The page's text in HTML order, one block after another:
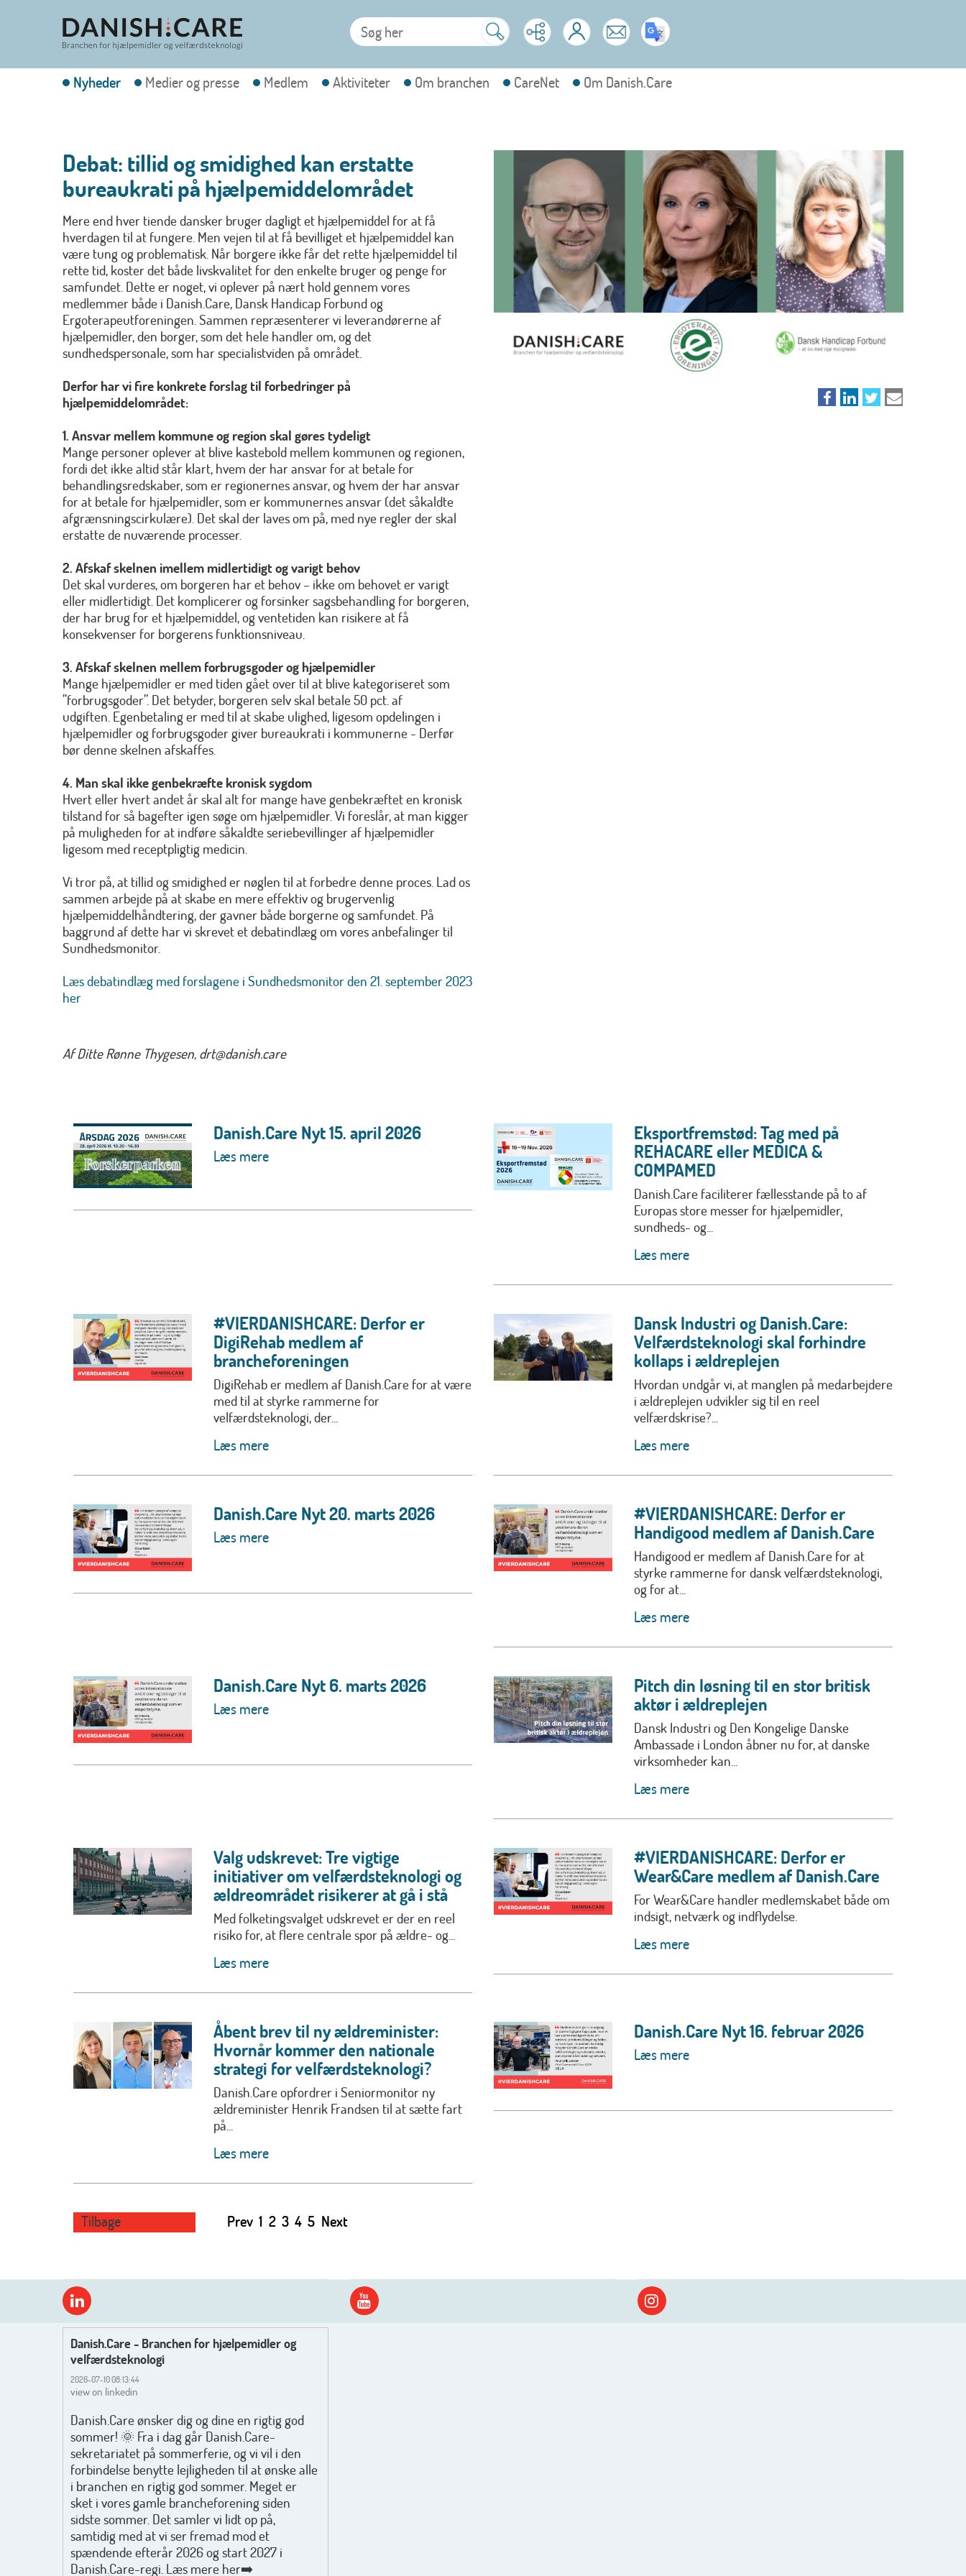
Nyheder Medier og presse Medlem Aktiviteter Om branchen CareNet Om Danish.Care
Debat: tillid og smidighed kan erstatte
bureaukrati på hjælpemiddelområdet
Mere end hver tiende dansker bruger dagligt et hjælpemiddel for at få
hverdagen til at fungere. Men vejen til at få bevilliget et hjælpemiddel kan
være tung og problematisk. Når borgere ikke får det rette hjælpemiddel til
rette tid, koster det både livskvalitet for den enkelte bruger og penge for
samfundet. Dette er noget, vi oplever på nært hold gennem vores
medlemmer både i Danish.Care, Dansk Handicap Forbund og
Ergoterapeutforeningen. Sammen repræsenterer vi leverandørerne af
hjælpemidler, den borger, som det hele handler om, og det
sundhedspersonale, som har specialistviden på området.
Derfor har vi fire konkrete forslag til forbedringer på
hjælpemiddelområdet:
1. Ansvar mellem kommune og region skal gøres tydeligt
Mange personer oplever at blive kastebold mellem kommunen og regionen,
fordi det ikke altid står klart, hvem der har ansvar for at betale for
behandlingsredskaber, som er regionernes ansvar, og hvem der har ansvar
for at betale for hjælpemidler, som er kommunernes ansvar (det såkaldte
afgrænsningscirkulære). Det skal der laves om på, med nye regler der skal
erstatte de nuværende processer.
2. Afskaf skelnen imellem midlertidigt og varigt behov
Det skal vurderes, om borgeren har et behov – ikke om behovet er varigt
eller midlertidigt. Det komplicerer og forsinker sagsbehandling for borgeren,
der har brug for et hjælpemiddel, og ventetiden kan risikere at få
konsekvenser for borgerens funktionsniveau.
3. Afskaf skelnen mellem forbrugsgoder og hjælpemidler
Mange hjælpemidler er med tiden gået over til at blive kategoriseret som
”forbrugsgoder”. Det betyder, borgeren selv skal betale 50 pct. af
udgiften. Egenbetaling er med til at skabe ulighed, ligesom opdelingen i
hjælpemidler og forbrugsgoder giver bureaukrati i kommunerne - Derfør
bør denne skelnen afskaffes.
4. Man skal ikke genbekræfte kronisk sygdom
Hvert eller hvert andet år skal alt for mange have genbekræftet en kronisk
tilstand for så bagefter igen søge om hjælpemidler. Vi foreslår, at man kigger
på muligheden for at indføre såkaldte seriebevillinger af hjælpemidler
ligesom med receptpligtig medicin.
Vi tror på, at tillid og smidighed er nøglen til at forbedre denne proces. Lad os
sammen arbejde på at skabe en mere effektiv og brugervenlig
hjælpemiddelhåndtering, der gavner både borgerne og samfundet. På
baggrund af dette har vi skrevet et debatindlæg om vores anbefalinger til
Sundhedsmonitor.
Læs debatindlæg med forslagene i Sundhedsmonitor den 21. september 2023
her
Af Ditte Rønne Thygesen, drt@danish.care
Danish.Care Nyt 15. april 2026
Læs mere
Eksportfremstød: Tag med på
REHACARE eller MEDICA &
COMPAMED
Danish.Care faciliterer fællesstande på to af
Europas store messer for hjælpemidler,
sundheds- og...
Læs mere
#VIERDANISHCARE: Derfor er
DigiRehab medlem af
brancheforeningen
DigiRehab er medlem af Danish.Care for at være
med til at styrke rammerne for
velfærdsteknologi, der...
Læs mere
Dansk Industri og Danish.Care:
Velfærdsteknologi skal forhindre
kollaps i ældreplejen
Hvordan undgår vi, at manglen på medarbejdere
i ældreplejen udvikler sig til en reel
velfærdskrise?...
Læs mere
Danish.Care Nyt 20. marts 2026
Læs mere
#VIERDANISHCARE: Derfor er
Handigood medlem af Danish.Care
Handigood er medlem af Danish.Care for at
styrke rammerne for dansk velfærdsteknologi,
og for at...
Læs mere
Danish.Care Nyt 6. marts 2026
Læs mere
Pitch din løsning til en stor britisk
aktør i ældreplejen
Dansk Industri og Den Kongelige Danske
Ambassade i London åbner nu for, at danske
virksomheder kan...
Læs mere
Valg udskrevet: Tre vigtige
initiativer om velfærdsteknologi og
ældreområdet risikerer at gå i stå
Med folketingsvalget udskrevet er der en reel
risiko for, at flere centrale spor på ældre- og...
Læs mere
#VIERDANISHCARE: Derfor er
Wear&Care medlem af Danish.Care
For Wear&Care handler medlemskabet både om
indsigt, netværk og indflydelse.
Læs mere
Åbent brev til ny ældreminister:
Hvornår kommer den nationale
strategi for velfærdsteknologi?
Danish.Care opfordrer i Seniormonitor ny
ældreminister Henrik Frandsen til at sætte fart
på...
Læs mere
Danish.Care Nyt 16. februar 2026
Læs mere
Tilbage Prev 1 2 3 4 5 Next
Danish.Care - Branchen for hjælpemidler og
velfærdsteknologi
2026-07-10 08:13:44
view on linkedin
Danish.Care ønsker dig og dine en rigtig god
sommer! 🌞 Fra i dag går Danish.Care-
sekretariatet på sommerferie, og vi vil i den
forbindelse benytte lejligheden til at ønske alle
i branchen en rigtig god sommer. Meget er
sket i vores gamle brancheforening siden
sidste sommer. Det samler vi lidt op på,
samtidig med at vi ser fremad mod et
spændende efterår 2026 og start 2027 i
Danish.Care-regi. Læs mere her➡️